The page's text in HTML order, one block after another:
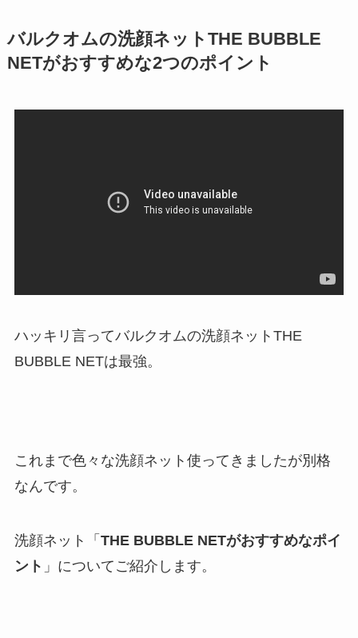
バルクオムの洗顔ネットTHE BUBBLE
NETがおすすめな2つのポイント
ハッキリ言ってバルクオムの洗顔ネットTHE
BUBBLE NETは最強。
これまで色々な洗顔ネット使ってきましたが別格
なんです。
洗顔ネット「 THE BUBBLE NETがおすすめなポイ
ント 」についてご紹介します。